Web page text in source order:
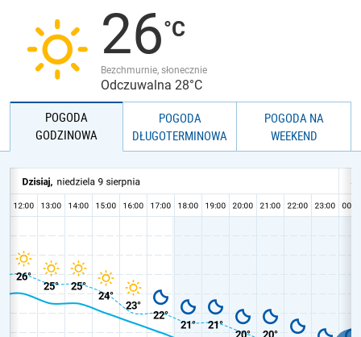
JAKOŚĆ POWIETRZA26
Bezchmurnie, słonecznie
Odczuwalna 28°C
POGODA
GODZINOWA
POGODA
DŁUGOTERMINOWA
POGODA NA
WEEKEND